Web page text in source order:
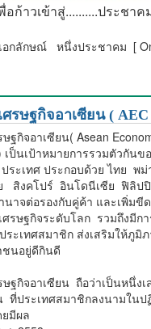
ก้าวเข้าสู่..........ประชาค
กลักษณ์ หนึ่งประชาคม [
รษฐกิจอาเซียน (
ฐกิจอาเซียน( Asean
เป็นเป้าหมายการรวมตัวกันข
ระเทศ ประกอบด้วย ไทย พ
สิงคโปร์ อินโดนีเซีย ฟิลิป
นาจต่อรองกับคู่ค้า และเพิ่มขี
รษฐกิจระดับโลก รวมถึงมีก
ะเทศสมาชิก ส่งเสริมให้ภูมิ
นอยู่ดีกินดี
จอาเซียน ถือว่าเป็นหนึ่งเ
ที่ประเทศสมาชิกลงนามใน
มีผล